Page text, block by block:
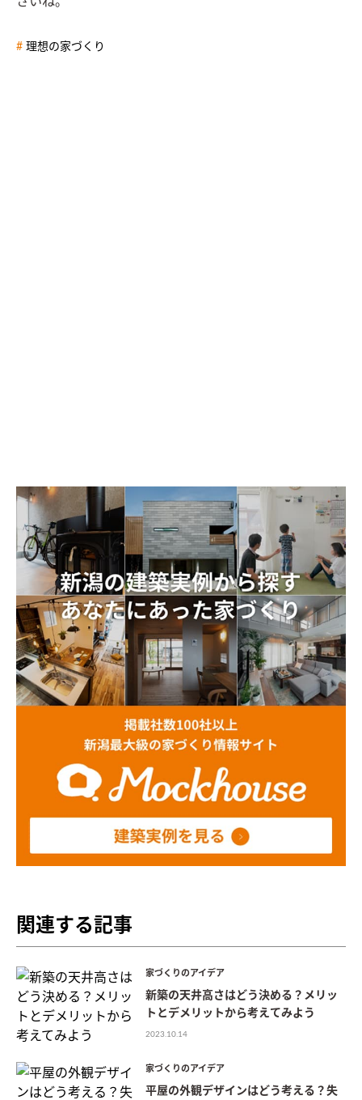
理想の家づくり
関連する記事
家づくりのアイデア
新築の天井高さはどう決める？メリッ
トとデメリットから考えてみよう
2023.10.14
家づくりのアイデア
平屋の外観デザインはどう考える？失